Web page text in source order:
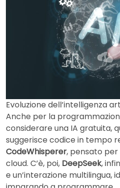
Evoluzione dell’intelligenza
Anche per la
considerare una IA gratuita,
suggerisce codice in tempo
CodeWhisperer, pensato
cloud. C’è, poi, DeepSeek,
e un’interazione multilingua,